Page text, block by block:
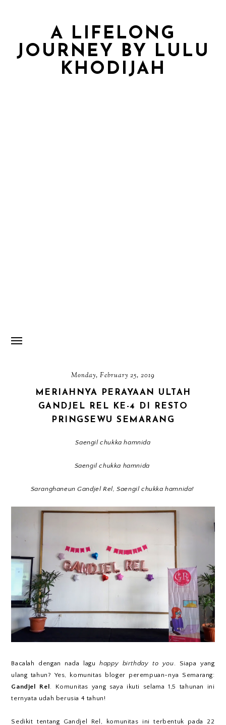
A LIFELONG
JOURNEY BY LULU
KHODIJAH
Monday, February 25, 2019
MERIAHNYA PERAYAAN ULTAH
GANDJEL REL KE-4 DI RESTO
PRINGSEWU SEMARANG
Saengil chukka hamnida
Saengil chukka hamnida
Saranghaneun Gandjel Rel, Saengil chukka hamnida!
Bacalah dengan nada laguhappy birthday to you. Siapa yang
ulang tahun? Yes, komunitas bloger perempuan-nya Semarang:
Gandjel Rel . Komunitas yang saya ikuti selama 1,5 tahunan ini
ternyata udah berusia 4 tahun!
Sedikit tentang Gandjel Rel, komunitas ini terbentuk pada 22